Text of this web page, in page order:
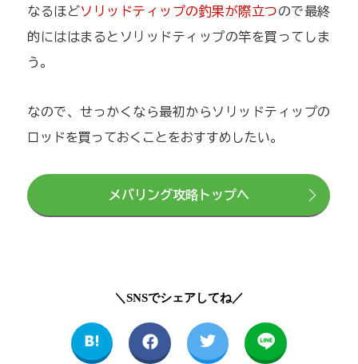
なるほどソリッドティップの釣果が際立つので最終
的にははまるとソリッドティップの竿を買ってしま
う。
なので、せっかくなら最初からソリッドティップの
ロッドを買っておくことをおすすめしたい。
メバリング攻略トップへ
＼SNSでシェアしてね／